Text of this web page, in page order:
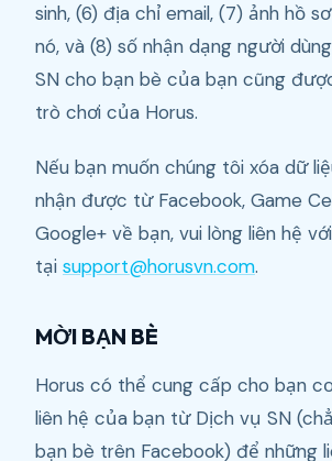
sinh, (6) địa chỉ email, (7) ảnh hồ
nó, và (8) số nhận dạng người
SN cho bạn bè của bạn cũng
trò chơi của Horus.
Nếu bạn muốn chúng tôi xóa dữ
nhận được từ Facebook, Game
Google+ về bạn, vui lòng liên hệ
tại support@horusvn.com.
MỜI BẠN BÈ
Horus có thể cung cấp cho bạn
liên hệ của bạn từ Dịch vụ SN
bạn bè trên Facebook) để những